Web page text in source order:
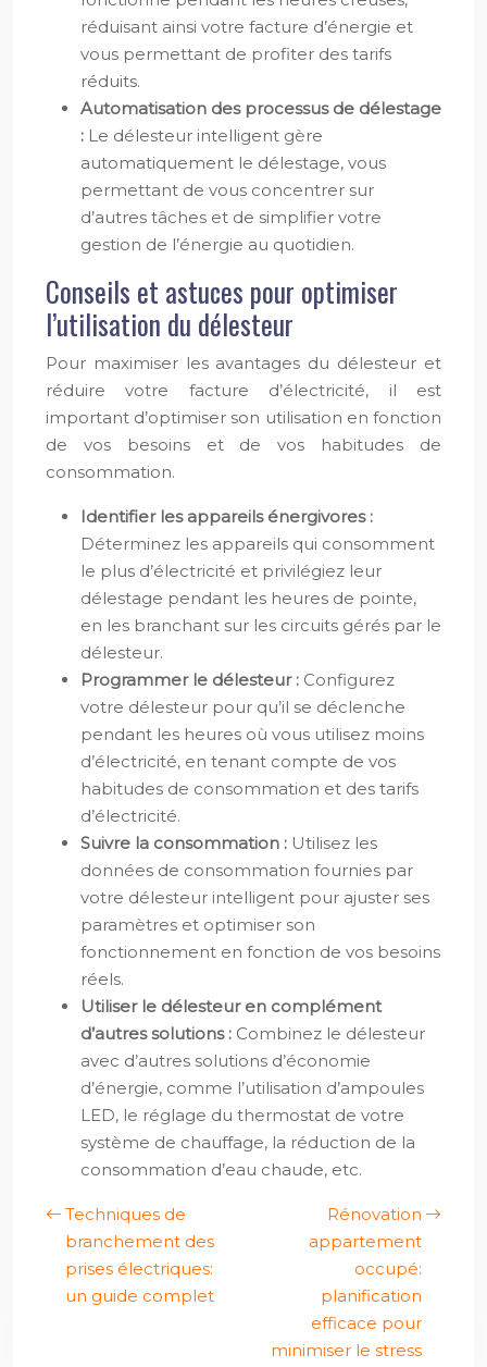
réduisant ainsi votre facture d’énergie et
vous permettant de profiter des tarifs
réduits.
Automatisation des processus de délestage
: Le délesteur intelligent gère
automatiquement le délestage, vous
permettant de vous concentrer sur
d’autres tâches et de simplifier votre
gestion de l’énergie au quotidien.
Conseils et astuces pour optimiser
l’utilisation du délesteur
Pour maximiser les avantages du délesteur et
réduire votre facture d’électricité, il est
important d’optimiser son utilisation en fonction
de vos besoins et de vos habitudes de
consommation.
Identifier les appareils énergivores :
Déterminez les appareils qui consomment
le plus d’électricité et privilégiez leur
délestage pendant les heures de pointe,
en les branchant sur les circuits gérés par le
délesteur.
Programmer le délesteur : Configurez
votre délesteur pour qu’il se déclenche
pendant les heures où vous utilisez moins
d’électricité, en tenant compte de vos
habitudes de consommation et des tarifs
d’électricité.
Suivre la consommation : Utilisez les
données de consommation fournies par
votre délesteur intelligent pour ajuster ses
paramètres et optimiser son
fonctionnement en fonction de vos besoins
réels.
Utiliser le délesteur en complément
d’autres solutions : Combinez le délesteur
avec d’autres solutions d’économie
d’énergie, comme l’utilisation d’ampoules
LED, le réglage du thermostat de votre
système de chauffage, la réduction de la
consommation d’eau chaude, etc.
Techniques de
branchement des
prises électriques:
un guide complet
Rénovation
appartement
occupé:
planification
efficace pour
minimiser le stress